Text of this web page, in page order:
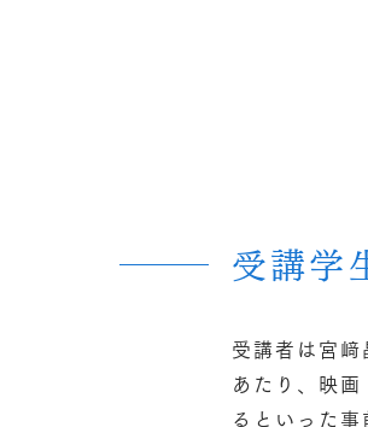
受講学
受講者は宮
あたり、映
るといった事